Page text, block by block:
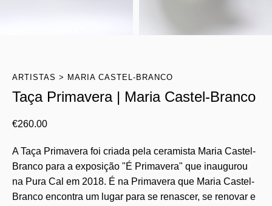
ARTISTAS MARIA CASTEL-BRANCO
Taça Primavera | Maria Castel-Branco
€260.00
A Taça Primavera foi criada pela ceramista Maria Castel-
Branco para a exposição "É Primavera" que inaugurou
na Pura Cal em 2018. É na Primavera que Maria Castel-
Branco encontra um lugar para se renascer, se renovar e